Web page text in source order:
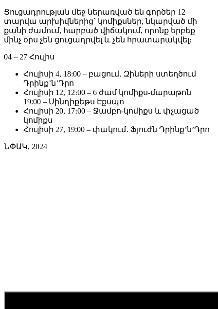
Ցուցադրության մեջ ներառված են գործեր 12
տարվա արխիվներից` կոմիքսներ, նկարված մի
քանի ժամում, հարբած վիճակում, որոնք երբեք
մինչ օրս չեն ցուցադրվել և չեն հրատարակվել։
04 – 27 Հուլիս
Հուլիսի 4, 18:00 – բացում․ Զիների ստեղծում
Դրինք’ն’Դրո
Հուլիսի 12, 12։00 – 6 ժամ կոմիքս-մարաթոն
19:00 – Սինդիքեթս Էքսպո
Հուլիսի 20, 17։00 – Ջամբո-կոմիքս և փչացած
կոմիքս
Հուլիսի 27, 19:00 – փակում․ Ֆյուժն Դրինք’ն’Դրո
ՆՓԱԿ, 2024